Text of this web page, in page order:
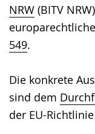
NRW (BITV
549.
Die konkrete
sind dem
der EU-